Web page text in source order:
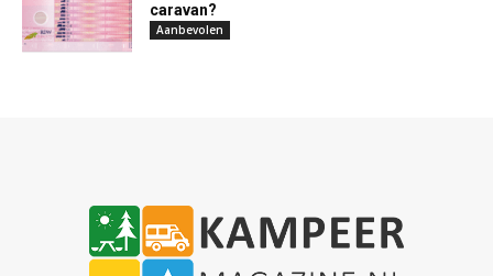
caravan?
Aanbevolen